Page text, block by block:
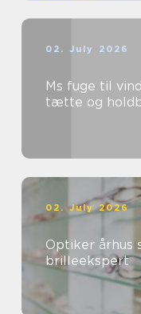
02. July 2026
Ms fuge til
tætte og
02. July 2026
Optiker århus sådan vælger du den rette
brilleekspert